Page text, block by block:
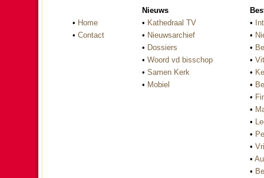
• Home
• Contact
Nieuws
• Kathedraal TV
• Nieuwsarchief
• Dossiers
• Woord vd bisschop
• Samen Kerk
• Mobiel
•
•
•
•
•
•
•
•
•
•
•
•
•